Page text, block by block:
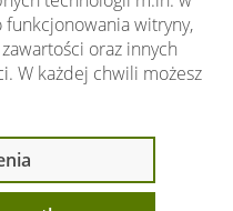
witryny,
oraz innych
. W każdej chwili możesz
13698osób.
na 5możliwych.
Ty: